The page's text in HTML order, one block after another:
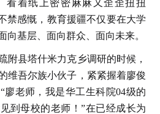
看着纸上密密麻麻又歪歪扭扭
禁感慨，教育援疆不仅要在大学
向基层、面向群众、面向未来。
县塔什米力克乡调研的时候，
维吾尔族小伙子，紧紧握着廖俊
廖老师，我是华工生科院04级的
到母校的老师！”在已经成长为